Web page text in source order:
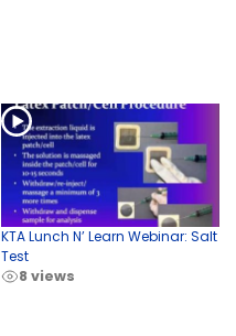
KTA Lunch N’ Learn Webinar: Salt
Test
8 views